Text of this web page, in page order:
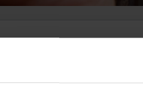
Traslado:
0